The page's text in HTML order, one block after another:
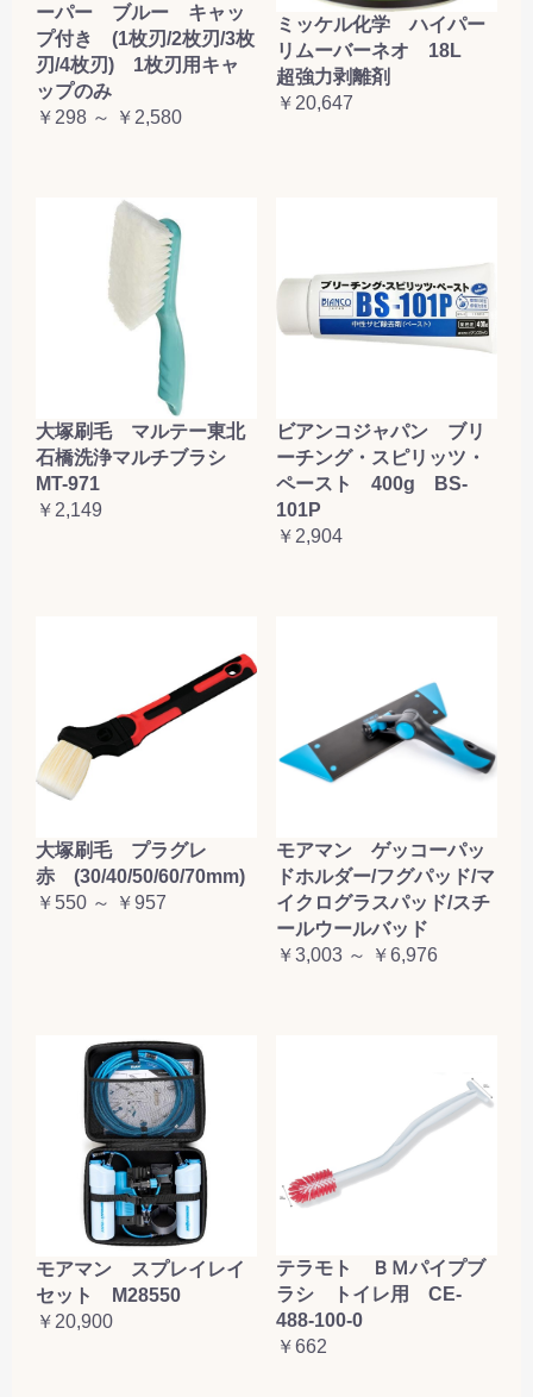
ーパー ブルー キャッ
プ付き (1枚刃/2枚刃/3枚
刃/4枚刃) 1枚刃用キャ
ップのみ
￥298 ～ ￥2,580
ミッケル化学 ハイパー
リムーバーネオ 18L
超強力剥離剤
￥20,647
大塚刷毛 マルテー東北
石橋洗浄マルチブラシ
MT-971
￥2,149
ビアンコジャパン ブリ
ーチング・スピリッツ・
ペースト 400g BS-
101P
￥2,904
大塚刷毛 プラグレ
赤 (30/40/50/60/70mm)
￥550 ～ ￥957
モアマン ゲッコーパッ
ドホルダー/フグパッド/マ
イクログラスパッド/スチ
ールウールバッド
￥3,003 ～ ￥6,976
モアマン スプレイレイ
セット M28550
￥20,900
テラモト ＢＭパイプブ
ラシ トイレ用 CE-
488-100-0
￥662